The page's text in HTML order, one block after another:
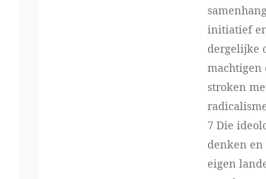
initiatief
dergelijke
stroken
7 Die
denken
eigen